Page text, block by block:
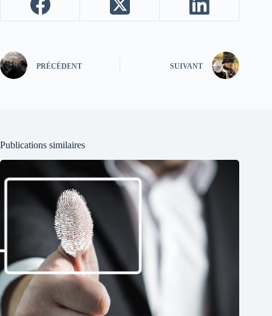
PRÉCÉDENT SUIVANT
Publications similaires